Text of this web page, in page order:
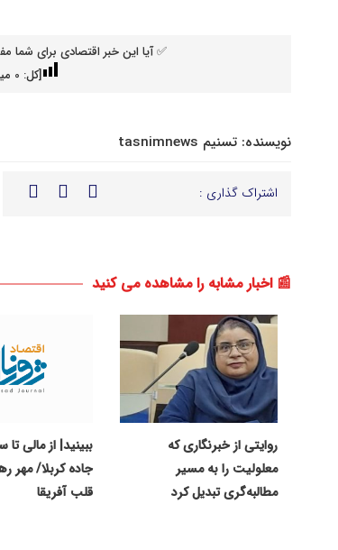
✅ آیا این خبر اقتصادی برای شما
[کل: 0
نویسنده: تسنیم tasnimnews
اشتراک گذاری :
📰 اخبار مشابه را مشاهده می کنید
روایتی از خبرنگاری که
معلولیت را به مسیر
مطالبه‌گری تبدیل کرد
ببینید| از مالی
جاده کربلا/ مهر
قلب آفریقا